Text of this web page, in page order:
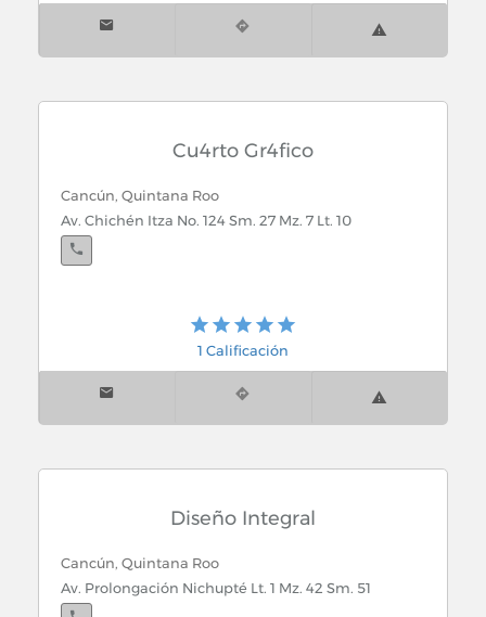
Cu4rto Gr4fico
Cancún, Quintana Roo
Av. Chichén Itza No. 124 Sm. 27 Mz. 7 Lt. 10
1 Calificación
Diseño Integral
Cancún, Quintana Roo
Av. Prolongación Nichupté Lt. 1 Mz. 42 Sm. 51